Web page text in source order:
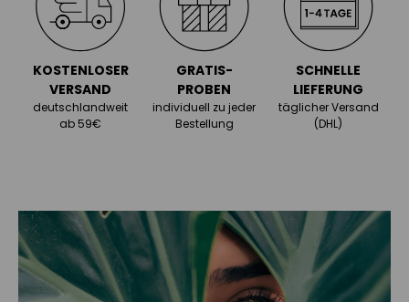
KOSTENLOSER
VERSAND
deutschlandweit
ab 59€
GRATIS-
PROBEN
individuell zu jeder
Bestellung
SCHNELLE
LIEFERUNG
täglicher Versand
(DHL)